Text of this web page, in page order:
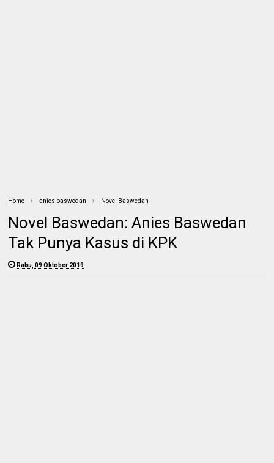
Home anies baswedan Novel Baswedan
Novel Baswedan: Anies Baswedan
Tak Punya Kasus di KPK
Rabu, 09 Oktober 2019